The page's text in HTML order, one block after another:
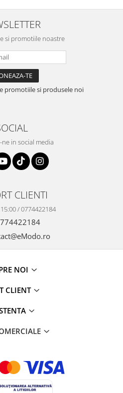
si promotiile noastre
promotiile si produsele noi
ne in social media
CLIENTI
/ 0774422184
NOI
CLIENT